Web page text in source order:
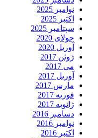
نوامبر 2025
اکتبر 2025
سپتامبر 2025
جولای 2020
آوریل 2020
ژوئن 2017
می 2017
آوریل 2017
مارس 2017
فوریه 2017
ژانویه 2017
دسامبر 2016
نوامبر 2016
اکتبر 2016